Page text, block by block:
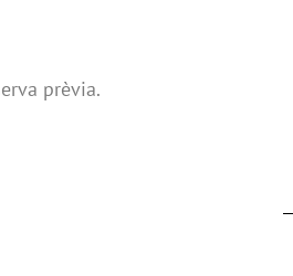
prèvia.